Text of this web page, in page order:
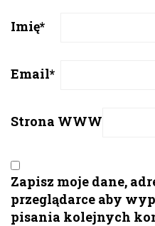
Imię*
Email*
Strona WWW
Zapisz moje dane,
przeglądarce aby
pisania kolejnych